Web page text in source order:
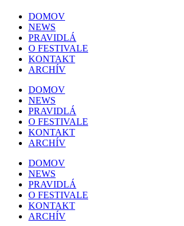
DOMOV
NEWS
PRAVIDLÁ
O FESTIVALE
KONTAKT
ARCHÍV
DOMOV
NEWS
PRAVIDLÁ
O FESTIVALE
KONTAKT
ARCHÍV
DOMOV
NEWS
PRAVIDLÁ
O FESTIVALE
KONTAKT
ARCHÍV